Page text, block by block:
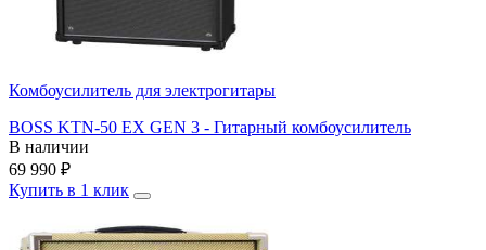
Комбоусилитель для электрогитары
BOSS KTN-50 EX GEN 3 - Гитарный комбоусилитель
В наличии
69 990 ₽
Купить в 1 клик